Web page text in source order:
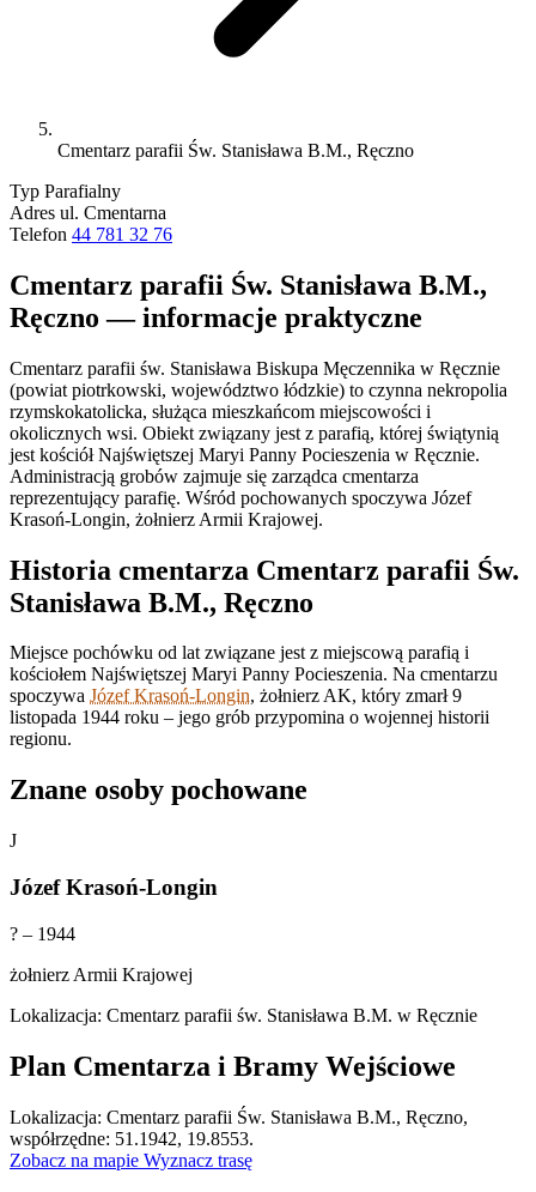
Cmentarz parafii Św. Stanisława B.M., Ręczno
Typ Parafialny
Adres ul. Cmentarna
Telefon 44 781 32 76
Cmentarz parafii Św. Stanisława B.M.,
Ręczno — informacje praktyczne
Cmentarz parafii św. Stanisława Biskupa Męczennika w Ręcznie
(powiat piotrkowski, województwo łódzkie) to czynna nekropolia
rzymskokatolicka, służąca mieszkańcom miejscowości i
okolicznych wsi. Obiekt związany jest z parafią, której świątynią
jest kościół Najświętszej Maryi Panny Pocieszenia w Ręcznie.
Administracją grobów zajmuje się zarządca cmentarza
reprezentujący parafię. Wśród pochowanych spoczywa Józef
Krasoń-Longin, żołnierz Armii Krajowej.
Historia cmentarza Cmentarz parafii Św.
Stanisława B.M., Ręczno
Miejsce pochówku od lat związane jest z miejscową parafią i
kościołem Najświętszej Maryi Panny Pocieszenia. Na cmentarzu
spoczywa Józef Krasoń-Longin, żołnierz AK, który zmarł 9
listopada 1944 roku – jego grób przypomina o wojennej historii
regionu.
Znane osoby pochowane
J
Józef Krasoń-Longin
? – 1944
żołnierz Armii Krajowej
Lokalizacja: Cmentarz parafii św. Stanisława B.M. w Ręcznie
Plan Cmentarza i Bramy Wejściowe
Cmentarz parafii Św. Stanisława B.M., Ręczno
×
+
−
Lokalizacja: Cmentarz parafii Św. Stanisława B.M., Ręczno,
współrzędne: 51.1942, 19.8553.
Zobacz na mapie Wyznacz trasę